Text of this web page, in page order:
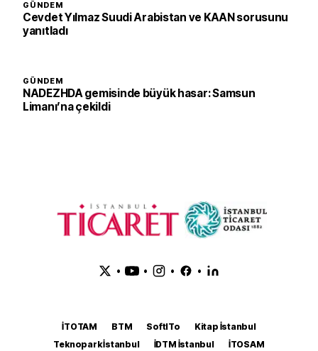
GÜNDEM
Cevdet Yılmaz Suudi Arabistan ve KAAN sorusunu
yanıtladı
GÜNDEM
NADEZHDA gemisinde büyük hasar: Samsun
Limanı’na çekildi
• • • •
İTOTAM BTM SoftITo
Kitap İstanbul
Teknopark İstanbul
İDTM İstanbul
İTOSAM